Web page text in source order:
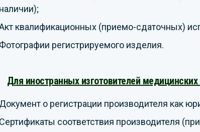
квалификационных (приемо-сдаточных)
регистрируемого изделия.
Для иностранных изготовителей медицинских
о регистрации производителя как
соответствия производителя